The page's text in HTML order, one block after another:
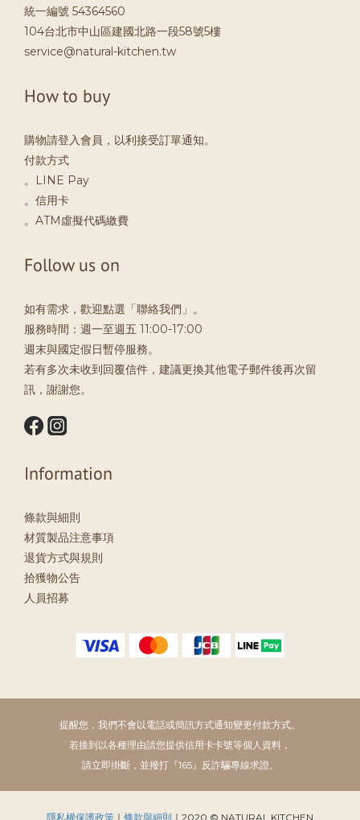
統一編號 54364560
104台北市中山區建國北路一段58號5樓
service@natural-kitchen.tw
How to buy
購物請登入會員，以利接受訂單通知。
付款方式
。LINE Pay
。信用卡
。ATM虛擬代碼繳費
Follow us on
如有需求，歡迎點選「聯絡我們」。
服務時間：週一至週五 11:00-17:00
週末與國定假日暫停服務。
若有多次未收到回覆信件，建議更換其他電子郵件後再次留
訊，謝謝您。
Information
條款與細則
材質製品注意事項
退貨方式與規則
拾獲物公告
人員招募
提醒您，我們不會以電話或簡訊方式通知變更付款方式。
若接到以各種理由請您提供信用卡卡號等個人資料，
請立即掛斷，並撥打『165』反詐騙專線求證。
隱私權保護政策 ｜ 條款與細則 ｜2020 © NATURAL KITCHEN